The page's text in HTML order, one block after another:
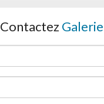
Contactez